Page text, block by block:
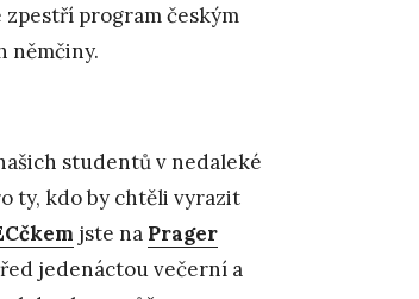
zpestří program českým
němčiny.
studentů v nedaleké
ty, kdo by chtěli vyrazit
jste na Prager
jedenáctou večerní a